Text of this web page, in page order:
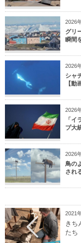
2026
グリ
瞬間
2026
シャ
【動
2026
「
プ大
2026
鳥の
され
2021
きち
たち